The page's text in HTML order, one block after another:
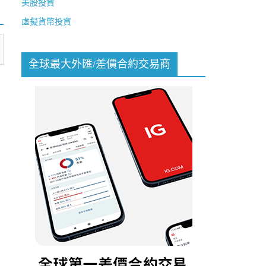
美股投資
虛擬貨幣投資
全球最大外匯/差價合約交易商